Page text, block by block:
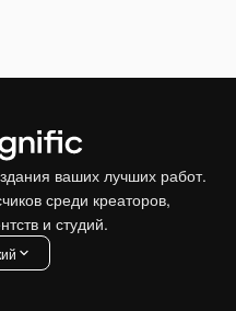
ваших лучших работ.
среди креаторов,
и студий.